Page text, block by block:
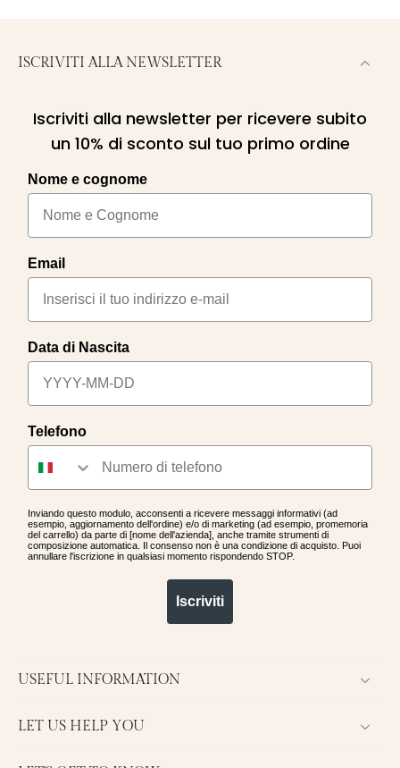
ISCRIVITI ALLA NEWSLETTER
Iscriviti alla newsletter per ricevere subito
un 10% di sconto sul tuo primo ordine
Nome e cognome
Email
Data di Nascita
Telefono
Inviando questo modulo, acconsenti a ricevere messaggi informativi (ad
esempio, aggiornamento dell'ordine) e/o di marketing (ad esempio, promemoria
del carrello) da parte di [nome dell'azienda], anche tramite strumenti di
composizione automatica. Il consenso non è una condizione di acquisto. Puoi
annullare l'iscrizione in qualsiasi momento rispondendo STOP.
Iscriviti
USEFUL INFORMATION
LET US HELP YOU